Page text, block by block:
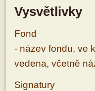
Vysvětlivky
Fond
- název fondu, ve
vedena, včetně
Signatury